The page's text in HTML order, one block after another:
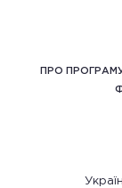
ПРО